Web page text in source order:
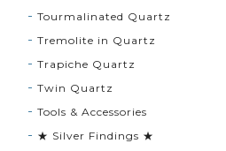
Tourmalinated Quartz
Tremolite in Quartz
Trapiche Quartz
Twin Quartz
Tools & Accessories
★ Silver Findings ★